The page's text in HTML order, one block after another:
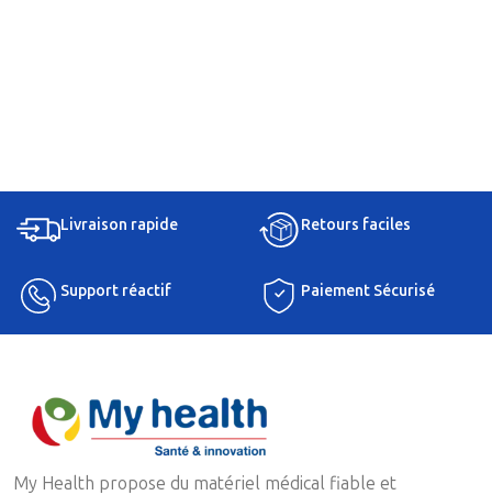
Livraison rapide Retours faciles
Support réactif Paiement Sécurisé
My Health propose du matériel médical fiable et